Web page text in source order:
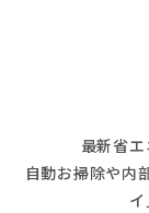
最新省エ
自動お掃除や内